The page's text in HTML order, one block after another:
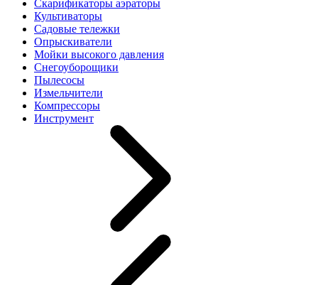
Скарификаторы аэраторы
Культиваторы
Садовые тележки
Опрыскиватели
Мойки высокого давления
Снегоуборощики
Пылесосы
Измельчители
Компрессоры
Инструмент